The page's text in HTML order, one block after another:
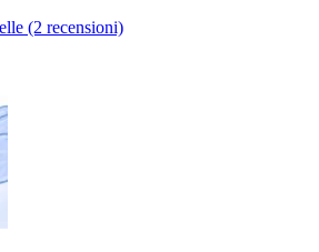
(2 recensioni)